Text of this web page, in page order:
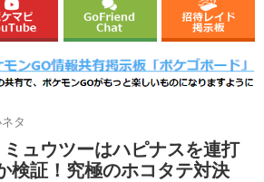
タ
ミュウツーはハピナスを連打
検証！究極のホコタテ対決